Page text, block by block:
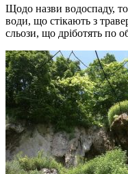
Щодо назви водоспаду,
води, що стікають з
сльози, що дріботять по